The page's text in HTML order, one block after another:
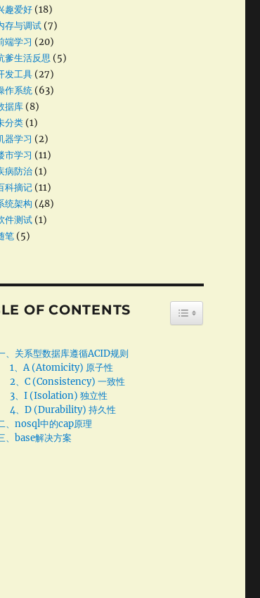
趣爱好(18)
存与调试(7)
端学习 (20)
爹生活反思 (5)
发工具(27)
作系统(63)
据库(8)
分类(1)
器学习 (2)
市学习 (11)
病防治(1)
科摘记(11)
统架构 (48)
件测试(1)
笔(5)
OF CONTENTS TOGGLE
、关系型数据库遵循ACID规则
1、A (Atomicity) 原子性
2、C (Consistency) 一致性
3、I (Isolation) 独立性
4、D (Durability) 持久性
、nosql中的cap原理
、base解决方案